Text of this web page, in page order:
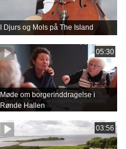
I Djurs og Mols på The Island
05:30
Møde om borgerinddragelse i
Rønde Hallen
03:56